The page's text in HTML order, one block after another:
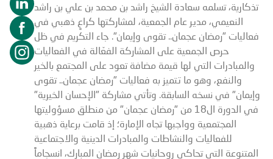
تذكارية، تسلمه سعادة الشيخ راشد بن محمد بن علي بن راشد
النعيمي، مدير عام الجمعية، لمشاركتها كراعٍ ذهبي في
فعاليات "رمضان عجمان.. تقوى وإيمان". جاء التكريم في ظل
حرص الجمعية على المشاركة الفعّالة في الفعاليات
والمبادرات التي لها قيمة مضافة تعود على المجتمع بالخير
والنفع، وهو ما تتميز به فعاليات "رمضان عجمان.. تقوى
وإيمان" في نسخه السابقة. وتأتي مشاركة "الإحسان الخيرية"
في الدورة ال18 من "رمضان عجمان" من منطلق مسؤوليتها
المجتمعية وواجبها تجاه الإمارة؛ إذ قامت برعاية ذهبية
للفعاليات والنشاطات والمبادرات الدينية والاجتماعية
المتنوعة التي تحاكي روحانيات شهر رمضان المبارك، انسجاماً